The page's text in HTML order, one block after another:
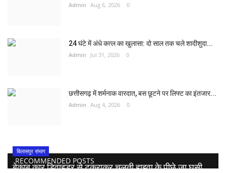
Admin Aug 6, 2026 0
24 घंटे में अंधे कत्ल का खुलासा: दो साल तक चले शादीशुदा...
Admin Jul 31, 2026 0
छत्तीसगढ़ में शर्मनाक वारदात, बस छूटने पर लिफ्ट का इंतजार...
Admin Aug 4, 2026 0
RECOMMENDED POSTS
बिलासपुर संभाग
बेकाबू कार डिवाइडर से टकराकर चलती हाइवा के पीछे जा घुसी,...